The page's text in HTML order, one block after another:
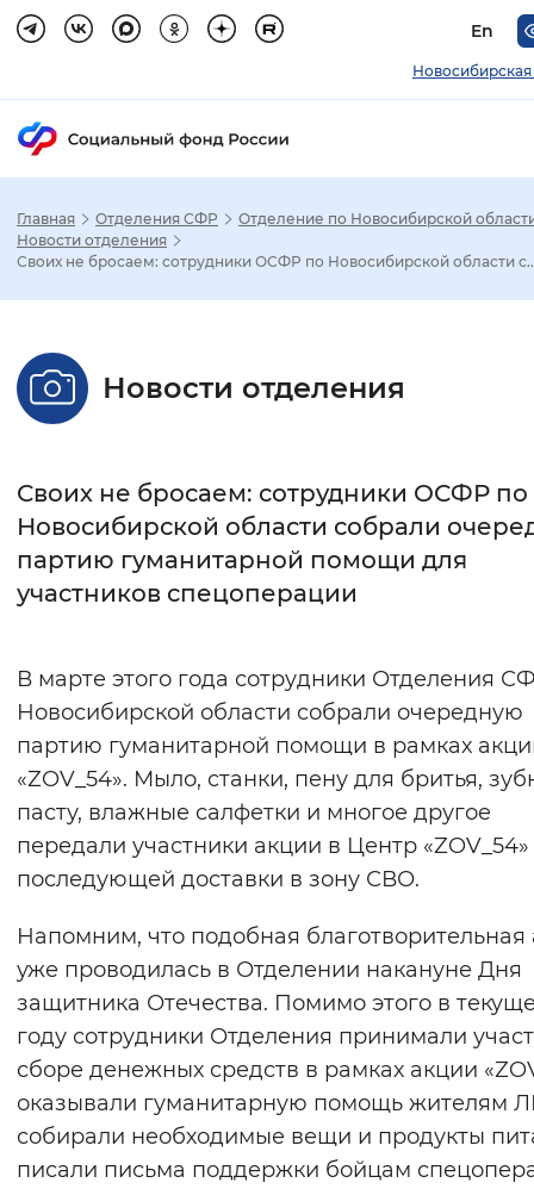
En
Новосибирская
Настройка режима отображения
Стандартный Увеличенный
Без засечек С засечками
Интервал между буквами
Цвет сайта
Синий фон
Изображения
Включены Выключены
Звуковой ассистент
Воспроизвести Остановить
Вернуть стандартные настройки
Главная Отделения СФР
Отделение по Новосибирской
Новости отделения
Своих не бросаем: сотрудники ОСФР по Новосибирской области
Новости отделения
Своих не бросаем: сотрудники ОСФР по
Новосибирской области собрали
партию гуманитарной помощи для
участников спецоперации
В марте этого года сотрудники Отделения
Новосибирской области собрали очередную
партию гуманитарной помощи в рамках
«ZOV_54». Мыло, станки, пену для бритья,
пасту, влажные салфетки и многое другое
передали участники акции в Центр
последующей доставки в зону СВО.
Напомним, что подобная благотворительная
уже проводилась в Отделении накануне Дня
защитника Отечества. Помимо этого в
году сотрудники Отделения принимали
сборе денежных средств в рамках акции
оказывали гуманитарную помощь жителям
собирали необходимые вещи и продукты
писали письма поддержки бойцам